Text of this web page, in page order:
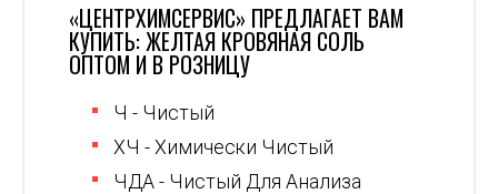
«ЦЕНТРХИМСЕРВИС» ПРЕДЛАГАЕТ ВАМ
КУПИТЬ: ЖЕЛТАЯ КРОВЯНАЯ СОЛЬ
ОПТОМ И В РОЗНИЦУ
Ч - Чистый
ХЧ - Химически Чистый
ЧДА - Чистый Для Анализа